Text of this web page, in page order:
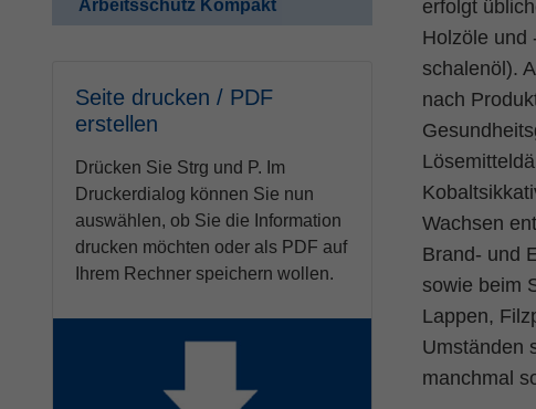
Arbeitsschutz Kompakt
Seite drucken / PDF
erstellen
Drücken Sie Strg und P. Im
Druckerdialog können Sie nun
auswählen, ob Sie die Information
drucken möchten oder als PDF auf
Ihrem Rechner speichern wollen.
erfolgt
Holzöle und
schalenöl).
nach
Wachsen
Brand- und
sowie beim
Lappen,
Umständen
manchmal